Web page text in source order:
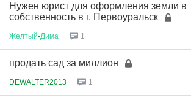
Нужен юрист для оформления земли в
собственность в г. Первоуральск
Желтый-Дима 1
продать сад за миллион
DEWALTER2013 1